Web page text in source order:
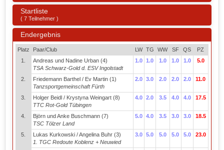
Startliste
( 7 Teilnehmer )
Endergebnis
Platz Paar/Club LW TG WW SF QS
PZ
1.
Andreas und Nadine Urban (4)
TSA Schwarz-Gold d. ESV Ingolstadt
1.0 1.0 1.0 1.0 1.0 5.0
2.
Friedemann Barthel / Ev Martin (1)
Tanzsportgemeinschaft Fürth
2.0 3.0 2.0 2.0 2.0 11.0
3.
Holger Beidl / Krystyna Weingart (8)
TTC Rot-Gold Tübingen
4.0 2.0 3.5 4.0 4.0 17.5
4.
Björn und Anke Buschmann (7)
TSC Tölzer Land
5.0 4.0 3.5 3.0 3.0 18.5
5.
Lukas Kurkowski / Angelina Buhr (3)
1. TGC Redoute Koblenz + Neuwied
3.0 5.0 5.0 5.0 5.0 23.0